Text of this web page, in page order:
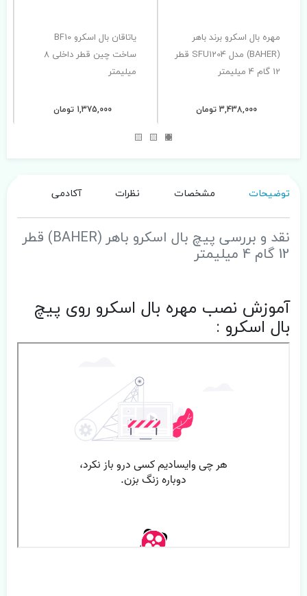
مهره بال اسکرو برند باهر
(BAHER) مدل SFU1204 قطر
12 گام 4 میلیمتر
3,438,000 تومان
یاتاقان بال اسکرو BF10
ساخت چین قطر داخلی 8
میلیمتر
1,375,000 تومان
توضیحات مشخصات نظرات آکادمی
نقد و بررسی پیچ بال اسکرو باهر (BAHER) قطر
12 گام 4 میلیمتر
آموزش نصب مهره بال اسکرو روی پیچ
بال اسکرو :